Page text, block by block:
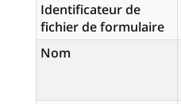
Identificateur de
fichier de formulaire
Nom